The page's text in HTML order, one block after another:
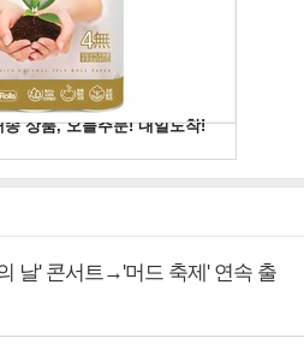
날' 콘서트→'머드 축제' 연속 출